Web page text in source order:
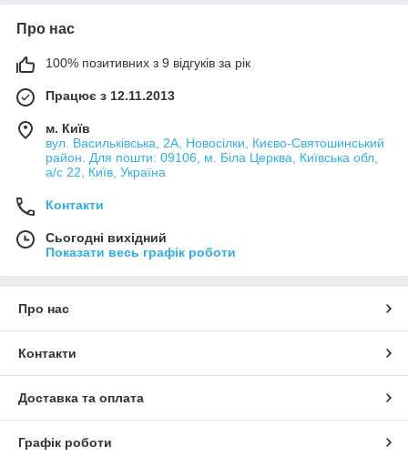
Про нас
100% позитивних з 9 відгуків за рік
Працює з 12.11.2013
м. Київ
вул. Васильківська, 2А, Новосілки, Києво-Святошинський
район. Для пошти: 09106, м. Біла Церква, Київська обл,
а/с 22, Київ, Україна
Контакти
Сьогодні вихідний
Показати весь графік роботи
Про нас
Контакти
Доставка та оплата
Графік роботи